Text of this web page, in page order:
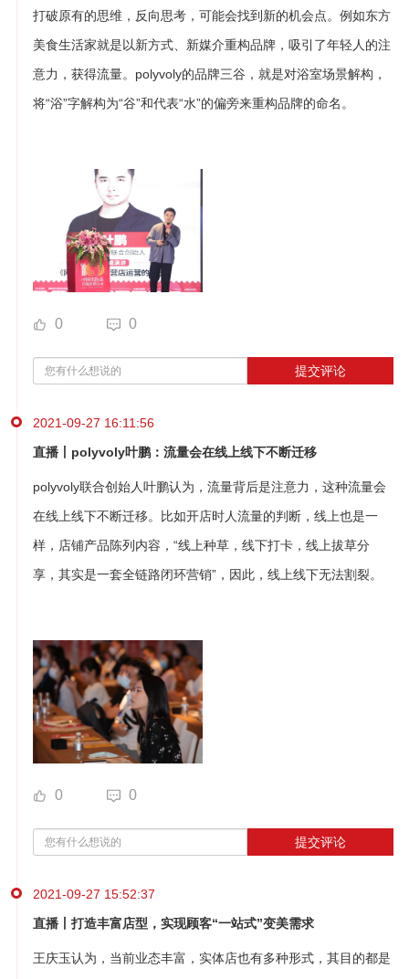
打破原有的思维，反向思考，可能会找到新的机会点。例如东方
美食生活家就是以新方式、新媒介重构品牌，吸引了年轻人的注
意力，获得流量。polyvoly的品牌三谷，就是对浴室场景解构，
将“浴”字解构为“谷”和代表“水”的偏旁来重构品牌的命名。
0 0
提交评论
2021-09-27 16:11:56
直播丨polyvoly叶鹏：流量会在线上线下不断迁移
polyvoly联合创始人叶鹏认为，流量背后是注意力，这种流量会
在线上线下不断迁移。比如开店时人流量的判断，线上也是一
样，店铺产品陈列内容，“线上种草，线下打卡，线上拔草分
享，其实是一套全链路闭环营销”，因此，线上线下无法割裂。
0 0
提交评论
2021-09-27 15:52:37
直播丨打造丰富店型，实现顾客“一站式”变美需求
王庆玉认为，当前业态丰富，实体店也有多种形式，其目的都是